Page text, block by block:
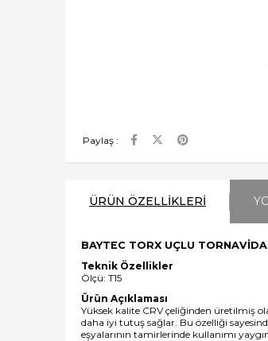
Paylaş :
ÜRÜN ÖZELLIKLERI
BAYTEC TORX UÇLU
Teknik Özellikler
Ölçü: T15
Ürün Açıklaması
Yüksek kalite CRV çeliğinden üretilmiş
daha iyi tutuş sağlar. Bu özelliği
eşyalarının tamirlerinde kullanımı